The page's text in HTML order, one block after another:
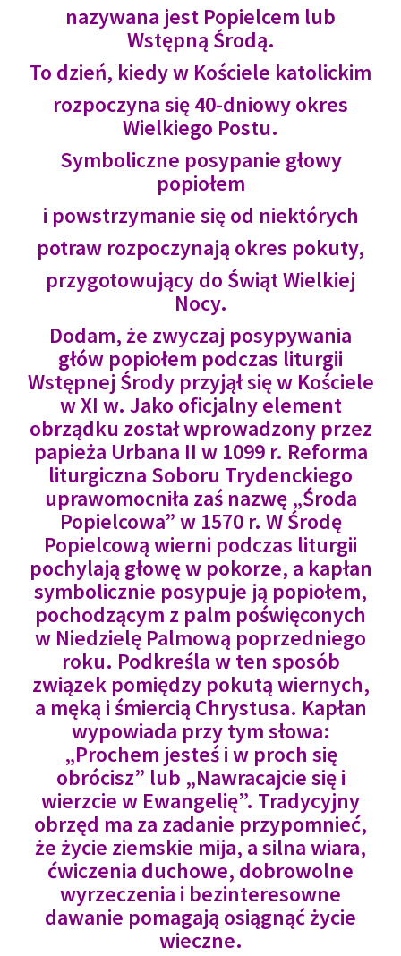
nazywana jest Popielcem lub
Wstępną Środą.
To dzień, kiedy w Kościele katolickim
rozpoczyna się 40-dniowy okres
Wielkiego Postu.
Symboliczne posypanie głowy
popiołem
i powstrzymanie się od niektórych
potraw rozpoczynają okres pokuty,
przygotowujący do Świąt Wielkiej
Nocy.
Dodam, że zwyczaj posypywania
głów popiołem podczas liturgii
Wstępnej Środy przyjął się w Kościele
w XI w. Jako oficjalny element
obrządku został wprowadzony przez
papieża Urbana II w 1099 r. Reforma
liturgiczna Soboru Trydenckiego
uprawomocniła zaś nazwę „Środa
Popielcowa” w 1570 r. W Środę
Popielcową wierni podczas liturgii
pochylają głowę w pokorze, a kapłan
symbolicznie posypuje ją popiołem,
pochodzącym z palm poświęconych
w Niedzielę Palmową poprzedniego
roku. Podkreśla w ten sposób
związek pomiędzy pokutą wiernych,
a męką i śmiercią Chrystusa. Kapłan
wypowiada przy tym słowa:
„Prochem jesteś i w proch się
obrócisz” lub „Nawracajcie się i
wierzcie w Ewangelię”. Tradycyjny
obrzęd ma za zadanie przypomnieć,
że życie ziemskie mija, a silna wiara,
ćwiczenia duchowe, dobrowolne
wyrzeczenia i bezinteresowne
dawanie pomagają osiągnąć życie
wieczne.